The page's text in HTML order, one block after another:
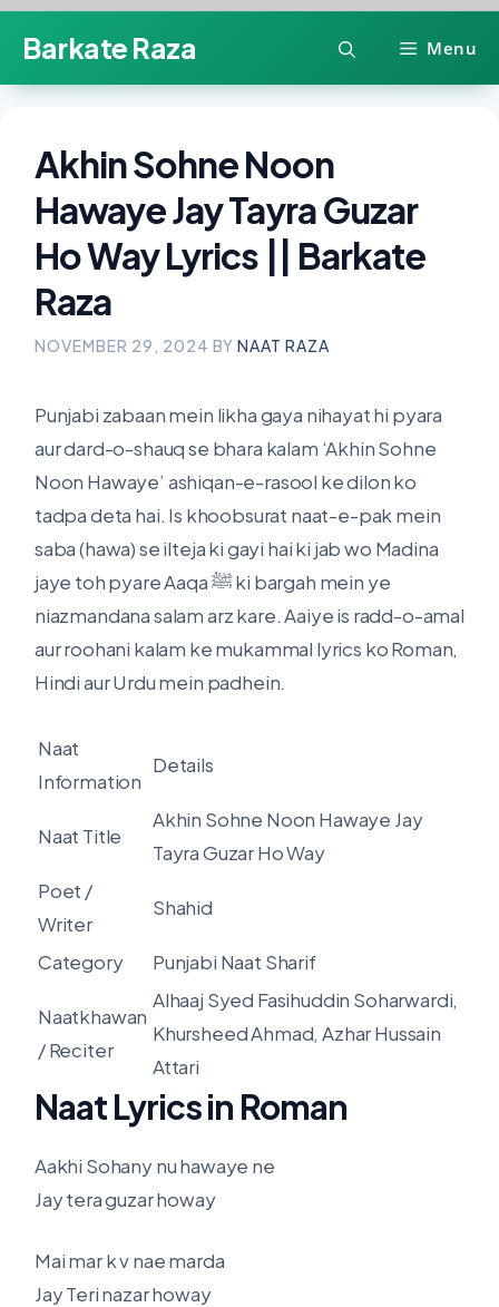
content
Barkate Raza Menu
Akhin Sohne Noon
Hawaye Jay Tayra Guzar
Ho Way Lyrics || Barkate
Raza
NOVEMBER 29, 2024 BY NAAT RAZA
Punjabi zabaan mein likha gaya nihayat hi pyara
aur dard-o-shauq se bhara kalam ‘Akhin Sohne
Noon Hawaye’ ashiqan-e-rasool ke dilon ko
tadpa deta hai. Is khoobsurat naat-e-pak mein
saba (hawa) se ilteja ki gayi hai ki jab wo Madina
jaye toh pyare Aaqa ﷺ ki bargah mein ye
niazmandana salam arz kare. Aaiye is radd-o-amal
aur roohani kalam ke mukammal lyrics ko Roman,
Hindi aur Urdu mein padhein.
Naat
Information
Details
Naat Title
Akhin Sohne Noon Hawaye Jay
Tayra Guzar Ho Way
Poet /
Writer
Shahid
Category Punjabi Naat Sharif
Naatkhawan
/ Reciter
Alhaaj Syed Fasihuddin Soharwardi,
Khursheed Ahmad, Azhar Hussain
Attari
Naat Lyrics in Roman
Aakhi Sohany nu hawaye ne
Jay tera guzar howay
Mai mar k v nae marda
Jay Teri nazar howay